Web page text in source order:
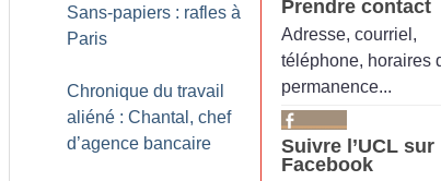
Sans-papiers : rafles à
Paris
Chronique du travail
aliéné : Chantal, chef
d’agence bancaire
Prendre contact
Adresse, courriel,
téléphone, horaires
permanence...
Suivre l’UCL sur
Facebook